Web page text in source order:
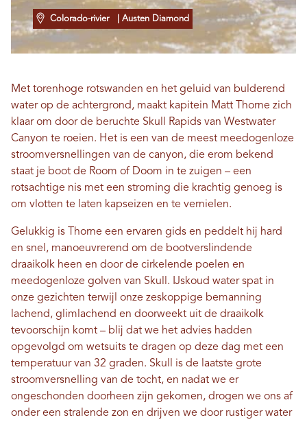
Colorado-rivier | Austen Diamond
Met torenhoge rotswanden en het geluid van bulderend
water op de achtergrond, maakt kapitein Matt Thorne zich
klaar om door de beruchte Skull Rapids van Westwater
Canyon te roeien. Het is een van de meest meedogenloze
stroomversnellingen van de canyon, die erom bekend
staat je boot de Room of Doom in te zuigen – een
rotsachtige nis met een stroming die krachtig genoeg is
om vlotten te laten kapseizen en te vernielen.
Gelukkig is Thorne een ervaren gids en peddelt hij hard
en snel, manoeuvrerend om de bootverslindende
draaikolk heen en door de cirkelende poelen en
meedogenloze golven van Skull. IJskoud water spat in
onze gezichten terwijl onze zeskoppige bemanning
lachend, glimlachend en doorweekt uit de draaikolk
tevoorschijn komt – blij dat we het advies hadden
opgevolgd om wetsuits te dragen op deze dag met een
temperatuur van 32 graden. Skull is de laatste grote
stroomversnelling van de tocht, en nadat we er
ongeschonden doorheen zijn gekomen, drogen we ons af
onder een stralende zon en drijven we door rustiger water